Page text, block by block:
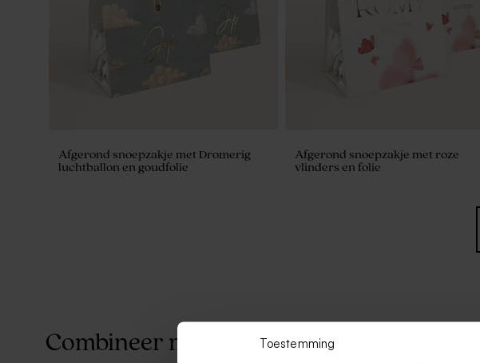
Toestemming
Afgerond snoepzakje met Dromerig
luchtballon en goudfolie
Afgerond snoepzakje met roze
vlinders en folie
Combineer met